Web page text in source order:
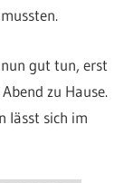
gut tun, erst
zu Hause.
lässt sich im